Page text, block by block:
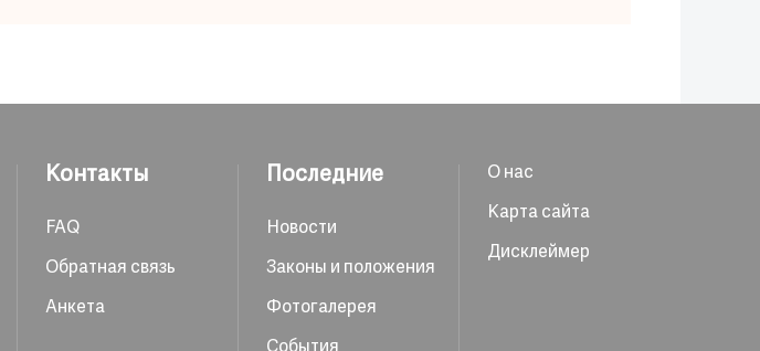
Контакты
FAQ
Обратная связь
Анкета
Последние
Новости
Законы и положения
Фотогалерея
О нас
Карта сайта
Дисклеймер